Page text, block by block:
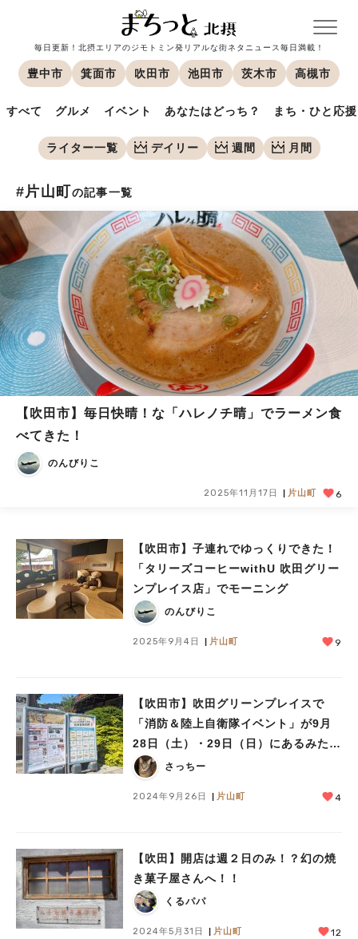
毎日更新！北摂エリアのジモトミン発リアルな街ネタニュース毎日満載！
豊中市 箕面市 吹田市 池田市 茨木市 高槻市
すべて グルメ イベント あなたはどっち？ まち・ひと応援
ライター一覧 デイリー 週間 月間
#片山町 の記事一覧
【吹田市】毎日快晴！な「ハレノチ晴」でラーメン食
べてきた！
のんびりこ
2025年11月17日 片山町 6
【吹田市】子連れでゆっくりできた！
「タリーズコーヒーwithU 吹田グリー
ンプレイス店」でモーニング
のんびりこ
2025年9月4日 片山町 9
【吹田市】吹田グリーンプレイスで
「消防＆陸上自衛隊イベント」が9月
28日（土）・29日（日）にあるみた
い！
さっちー
2024年9月26日 片山町 4
【吹田】開店は週２日のみ！？幻の焼
き菓子屋さんへ！！
くるパパ
2024年5月31日 片山町 12